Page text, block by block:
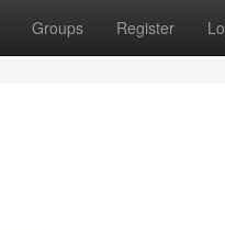
Groups Register